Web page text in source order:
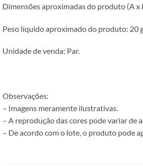
Dimensões aproximadas do produto (A x
Peso líquido aproximado do produto: 20
Unidade de venda: Par.
Observações:
– Imagens meramente ilustrativas.
– A reprodução das cores pode variar de
– De acordo com o lote, o produto pode